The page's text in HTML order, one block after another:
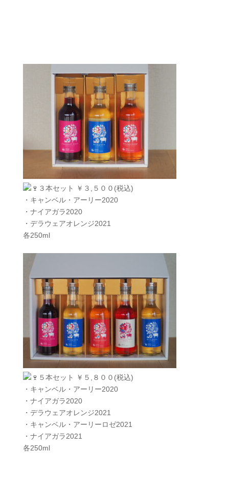
３本セット ￥３,５００(税込)
・キャンベル・アーリー2020
・ナイアガラ2020
・デラウェアオレンジ2021
各250ml
５本セット ￥５,８００(税込)
・キャンベル・アーリー2020
・ナイアガラ2020
・デラウェアオレンジ2021
・キャンベル・アーリーロゼ2021
・ナイアガラ2021
各250ml